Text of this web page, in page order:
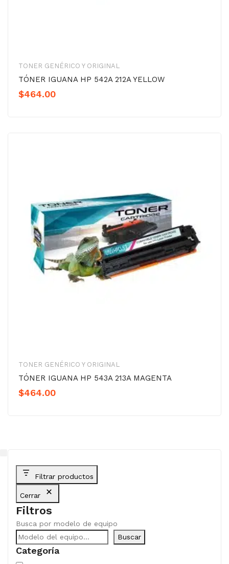
TONER GENÉRICO Y ORIGINAL
TÓNER IGUANA HP 542A 212A YELLOW
$464.00
TONER GENÉRICO Y ORIGINAL
TÓNER IGUANA HP 543A 213A MAGENTA
$464.00
Filtrar productos
Cerrar
Filtros
Busca por modelo de equipo
Buscar
Categoría